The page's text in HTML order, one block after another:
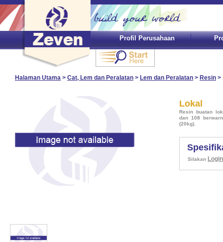
Profil Perusahaan
Halaman Utama > Cat, Lem dan Peralatan > Lem dan Peralatan > Resin >
Lokal
Resin buatan
dan 108
(20kg).
Silakan Login